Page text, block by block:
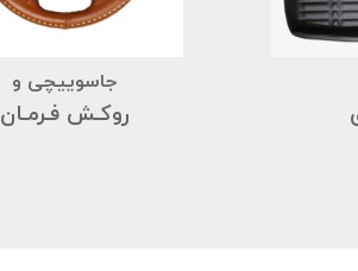
جاسوییچی و
روکـش فـرمـان